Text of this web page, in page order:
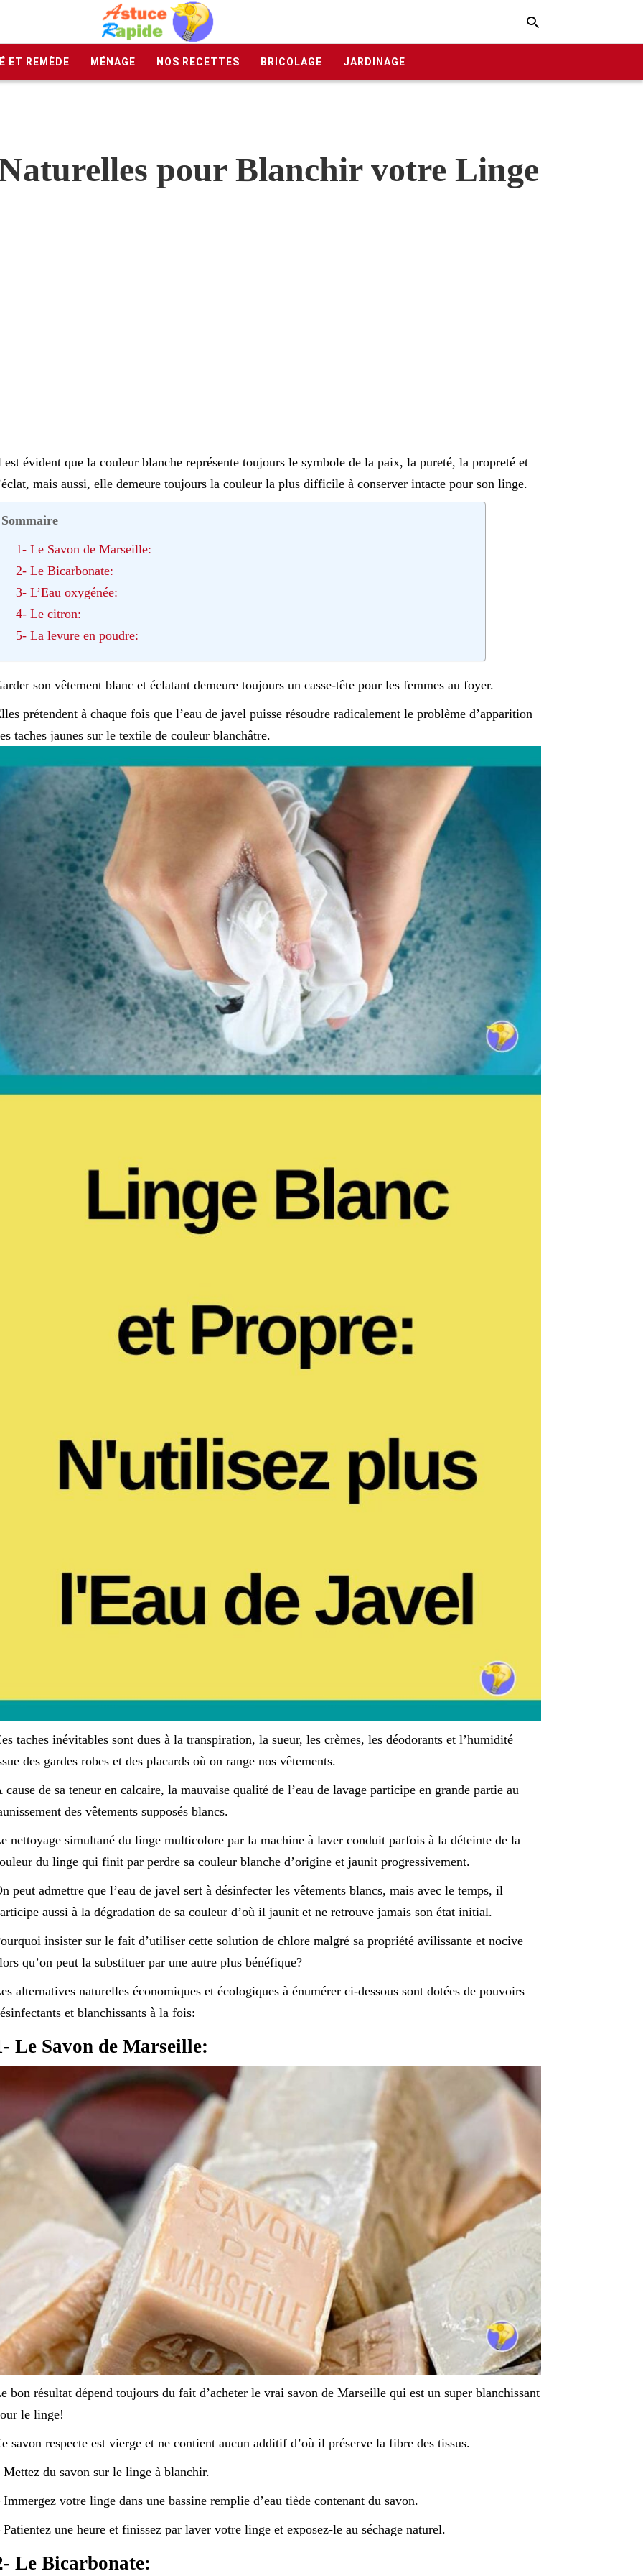
Type
and
ET REMÈDE MÉNAGE NOS RECETTES BRICOLAGE JARDINAGE
pour Blanchir votre Linge
est évident que la couleur blanche représente toujours le symbole de la paix, la pureté, la propreté et
mais aussi, elle demeure toujours la couleur la plus difficile à conserver intacte pour son linge.
Sommaire
1- Le Savon de Marseille:
2- Le Bicarbonate:
3- L’Eau oxygénée:
4- Le citron:
5- La levure en poudre:
son vêtement blanc et éclatant demeure toujours un casse-tête pour les femmes au foyer.
prétendent à chaque fois que l’eau de javel puisse résoudre radicalement le problème d’apparition
taches jaunes sur le textile de couleur blanchâtre.
taches inévitables sont dues à la transpiration, la sueur, les crèmes, les déodorants et l’humidité
des gardes robes et des placards où on range nos vêtements.
cause de sa teneur en calcaire, la mauvaise qualité de l’eau de lavage participe en grande partie au
des vêtements supposés blancs.
nettoyage simultané du linge multicolore par la machine à laver conduit parfois à la déteinte de la
du linge qui finit par perdre sa couleur blanche d’origine et jaunit progressivement.
peut admettre que l’eau de javel sert à désinfecter les vêtements blancs, mais avec le temps, il
aussi à la dégradation de sa couleur d’où il jaunit et ne retrouve jamais son état initial.
insister sur le fait d’utiliser cette solution de chlore malgré sa propriété avilissante et nocive
qu’on peut la substituer par une autre plus bénéfique?
alternatives naturelles économiques et écologiques à énumérer ci-dessous sont dotées de pouvoirs
et blanchissants à la fois:
Le Savon de Marseille:
bon résultat dépend toujours du fait d’acheter le vrai savon de Marseille qui est un super blanchissant
le linge!
savon respecte est vierge et ne contient aucun additif d’où il préserve la fibre des tissus.
Mettez du savon sur le linge à blanchir.
Immergez votre linge dans une bassine remplie d’eau tiède contenant du savon.
Patientez une heure et finissez par laver votre linge et exposez-le au séchage naturel.
Le Bicarbonate: